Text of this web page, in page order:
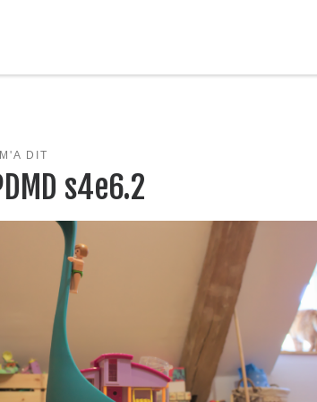
DIT
s4e6.2